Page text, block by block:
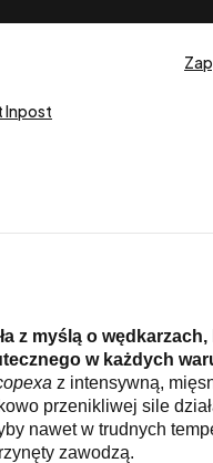
Inpost
z myślą o
w każdych
z intensywną,
przenikliwej sile
nawet w trudnych
zawodzą.